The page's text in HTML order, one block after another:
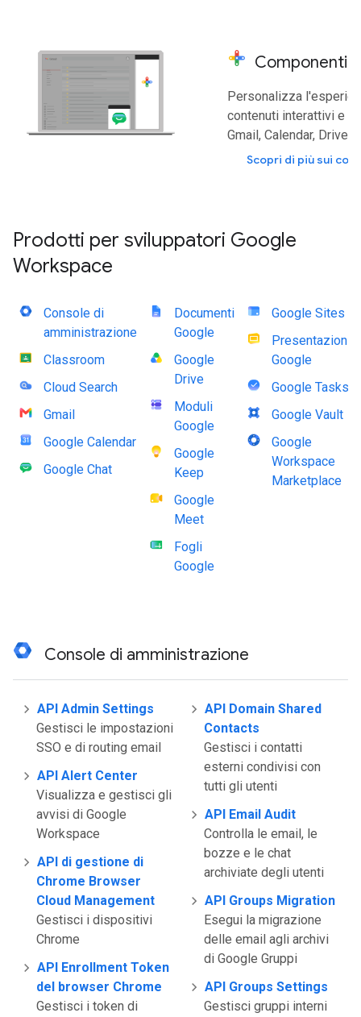
Componenti
Personalizza
contenuti interattivi e
Gmail, Calendar, Drive
Scopri di più sui
Prodotti per sviluppatori Google
Workspace
Console di
amministrazione
Classroom
Cloud Search
Gmail
Google Calendar
Google Chat
Documenti
Google
Google
Drive
Moduli
Google
Google
Keep
Google
Meet
Fogli
Google
Google Sites
Presentazioni
Google
Google Tasks
Google Vault
Google
Workspace
Marketplace
Console di amministrazione
API Admin Settings
Gestisci le impostazioni
SSO e di routing email
API Alert Center
Visualizza e gestisci gli
avvisi di Google
Workspace
API di gestione di
Chrome Browser
Cloud Management
Gestisci i dispositivi
Chrome
API Enrollment Token
del browser Chrome
Gestisci i token di
API Domain Shared
Contacts
Gestisci i contatti
esterni condivisi con
tutti gli utenti
API Email Audit
Controlla le email, le
bozze e le chat
archiviate degli utenti
API Groups Migration
Esegui la migrazione
delle email agli archivi
di Google Gruppi
API Groups Settings
Gestisci gruppi interni